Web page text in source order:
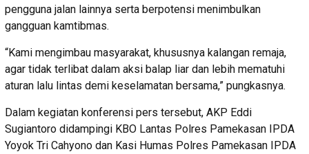
pengguna jalan lainnya serta berpotensi menimbulkan
gangguan kamtibmas.
“Kami mengimbau masyarakat, khususnya kalangan remaja,
agar tidak terlibat dalam aksi balap liar dan lebih mematuhi
aturan lalu lintas demi keselamatan bersama,” pungkasnya.
Dalam kegiatan konferensi pers tersebut, AKP Eddi
Sugiantoro didampingi KBO Lantas Polres Pamekasan IPDA
Yoyok Tri Cahyono dan Kasi Humas Polres Pamekasan IPDA